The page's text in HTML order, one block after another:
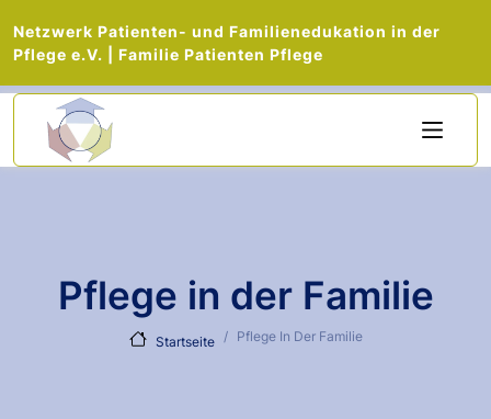
Netzwerk Patienten- und Familienedukation in der
Pflege e.V. | Familie Patienten Pflege
Pflege in der Familie
Startseite Pflege In Der Familie